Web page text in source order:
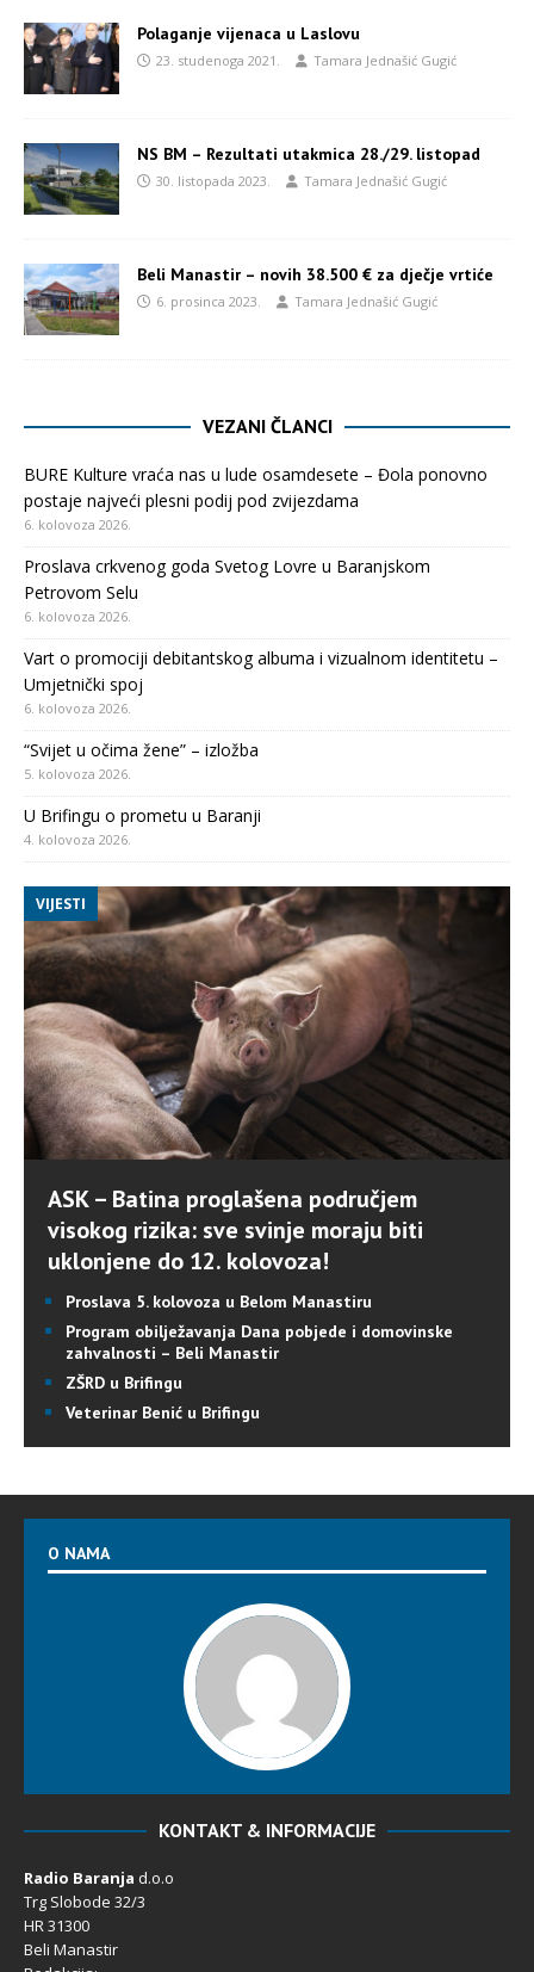
Polaganje vijenaca u Laslovu
23. studenoga 2021. Tamara Jednašić Gugić
NS BM – Rezultati utakmica 28./29. listopad
30. listopada 2023. Tamara Jednašić Gugić
Beli Manastir – novih 38.500 € za dječje vrtiće
6. prosinca 2023. Tamara Jednašić Gugić
VEZANI ČLANCI
BURE Kulture vraća nas u lude osamdesete – Đola ponovno
postaje najveći plesni podij pod zvijezdama
6. kolovoza 2026.
Proslava crkvenog goda Svetog Lovre u Baranjskom
Petrovom Selu
6. kolovoza 2026.
Vart o promociji debitantskog albuma i vizualnom identitetu –
Umjetnički spoj
6. kolovoza 2026.
“Svijet u očima žene” – izložba
5. kolovoza 2026.
U Brifingu o prometu u Baranji
4. kolovoza 2026.
VIJESTI
ASK – Batina proglašena područjem
visokog rizika: sve svinje moraju biti
uklonjene do 12. kolovoza!
Proslava 5. kolovoza u Belom Manastiru
Program obilježavanja Dana pobjede i domovinske
zahvalnosti – Beli Manastir
ZŠRD u Brifingu
Veterinar Benić u Brifingu
O NAMA
KONTAKT & INFORMACIJE
Radio Baranja d.o.o
Trg Slobode 32/3
HR 31300
Beli Manastir